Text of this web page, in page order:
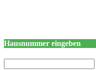
Hausnummer eingeben